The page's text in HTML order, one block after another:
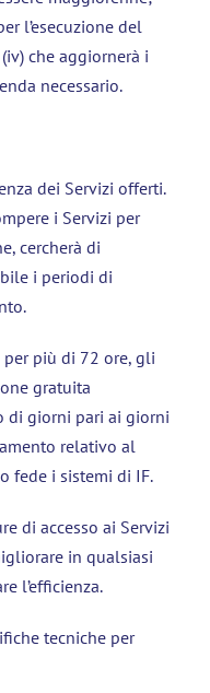
l’esecuzione del
che aggiornerà i
necessario.
dei Servizi offerti.
i Servizi per
cercherà di
i periodi di
più di 72 ore, gli
gratuita
di giorni pari ai giorni
relativo al
fede i sistemi di IF.
di accesso ai Servizi
in qualsiasi
l’efficienza.
tecniche per